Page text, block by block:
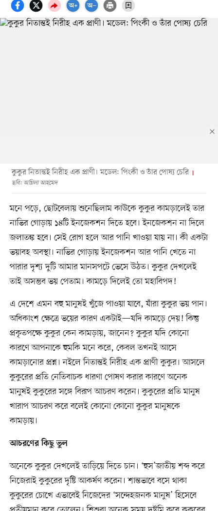
কুকুর নিতান্তই নিরীহ এক প্রাণী। মডেল: পিংকী ও তাঁর পোষ্য চেরি
ছবি: অগ্নিলা আহমেদ
মনে পড়ে, ছোটবেলায় শুনেছিলাম কাউকে কুকুর কামড়ালেই তার
নাভির গোড়ায় ১৪টি ইনজেকশন দিতে হবে। ইনজেকশন না দিলে
জলাতঙ্ক হবে। সেই রোগ হলে আর পানি খাওয়া যায় না। কী একটা
ভয়াবহ অবস্থা। নাভির গোড়ায় ইনজেকশন আর পানি খেতে না
পারার দৃশ্য দুটি আমার মানসপটে ভেসে উঠত। কুকুর দেখলেই
তাই অসম্ভব ভয় পেতাম। কামড়ে দিলেই তো মহাবিপদ!
এ দেশে এমন বহু মানুষই খুঁজে পাওয়া যাবে, যাঁরা কুকুর ভয় পান।
অধিকাংশ ক্ষেত্রে ভয়ের কারণ একটাই—যদি কামড়ে দেয়! কিন্তু
প্রকৃতপক্ষে কুকুর কেন কামড়ায়, জানেন? কুকুর যদি কোনো
কারণে আপনাকে হুমকি মনে করে, কেবল তখনই আসে
কামড়ানোর প্রশ্ন। নইলে নিতান্তই নিরীহ এক প্রাণী কুকুর। আসলে
কুকুরের প্রতি নেতিবাচক ধারণা পোষণ করার কারণে অনেক
মানুষই কুকুরের সঙ্গে বিরূপ আচরণ করেন। কুকুরের প্রতি মানুষ
খারাপ আচরণ করে বলেই কোনো কোনো কুকুর মানুষকে
কামড়ায়।
আচরণের কিছু ভুল
অনেকে কুকুর দেখলেই তাড়িয়ে দিতে চান। ‘হুস’জাতীয় শব্দ করে
নিজেরাই কুকুরের দৃষ্টি আকর্ষণ করেন। শান্তভাবে বসে থাকা
কুকুরের চোখে এভাবেই নিজেদের ‘সন্দেহজনক মানুষ’ হিসেবে